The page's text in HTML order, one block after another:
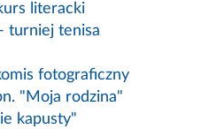
literacki
turniej tenisa
fotograficzny
"Moja rodzina"
kapusty"